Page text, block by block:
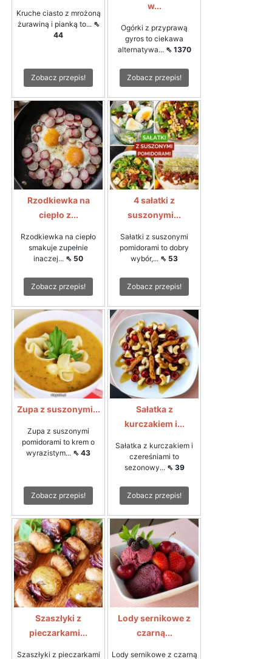
Kruche ciasto z mrożoną
żurawiną i pianką to... ⇖
44
Zobacz przepis!
w...
Ogórki z przyprawą
gyros to ciekawa
alternatywa... ⇖ 1370
Zobacz przepis!
Rzodkiewka na
ciepło z...
Rzodkiewka na ciepło
smakuje zupełnie
inaczej... ⇖ 50
Zobacz przepis!
4 sałatki z
suszonymi...
Sałatki z suszonymi
pomidorami to dobry
wybór,... ⇖ 53
Zobacz przepis!
Zupa z suszonymi...
Zupa z suszonymi
pomidorami to krem o
wyrazistym... ⇖ 43
Zobacz przepis!
Sałatka z
kurczakiem i...
Sałatka z kurczakiem i
czereśniami to
sezonowy... ⇖ 39
Zobacz przepis!
Szaszłyki z
pieczarkami...
Szaszłyki z pieczarkami
Lody sernikowe z
czarną...
Lody sernikowe z czarną